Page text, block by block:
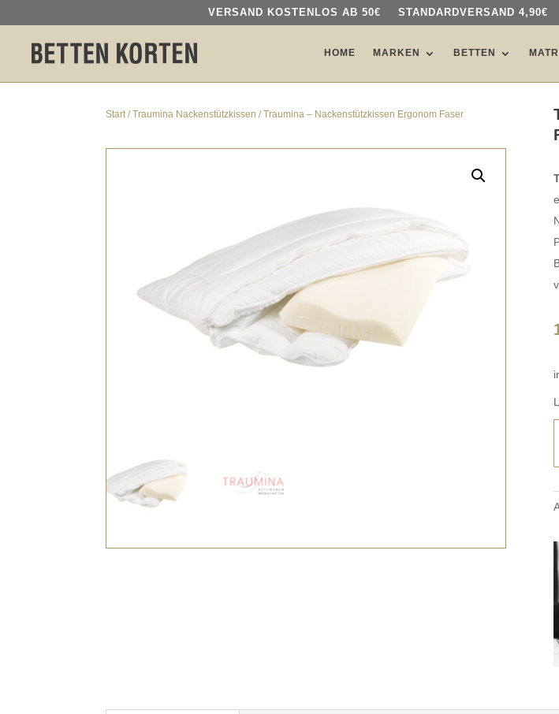
VERSAND KOSTENLOS AB 50€ STANDARDVERSAND 4,90€
HOME MARKEN BETTEN
VERSAND KOSTENLOS AB 50€ STANDARDVERSAND 4,90€
HOME MARKEN BETTEN
Start/Traumina Nackenstützkissen / Traumina – Nackenstützkissen Ergonom Faser